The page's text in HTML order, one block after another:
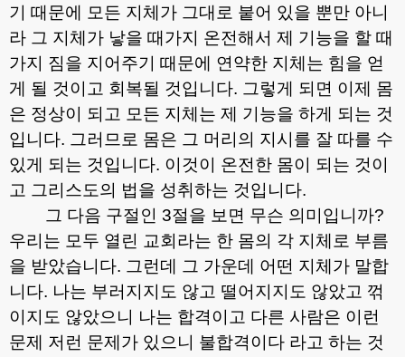
기 때문에 모든 지체가 그대로 붙어 있을 뿐만 아니
라 그 지체가 낳을 때가지 온전해서 제 기능을 할 때
가지 짐을 지어주기 때문에 연약한 지체는 힘을 얻
게 될 것이고 회복될 것입니다. 그렇게 되면 이제 몸
은 정상이 되고 모든 지체는 제 기능을 하게 되는 것
입니다. 그러므로 몸은 그 머리의 지시를 잘 따를 수
있게 되는 것입니다. 이것이 온전한 몸이 되는 것이
고 그리스도의 법을 성취하는 것입니다.
그 다음 구절인 3절을 보면 무슨 의미입니까?
우리는 모두 열린 교회라는 한 몸의 각 지체로 부름
을 받았습니다. 그런데 그 가운데 어떤 지체가 말합
니다. 나는 부러지지도 않고 떨어지지도 않았고 꺾
이지도 않았으니 나는 합격이고 다른 사람은 이런
문제 저런 문제가 있으니 불합격이다 라고 하는 것